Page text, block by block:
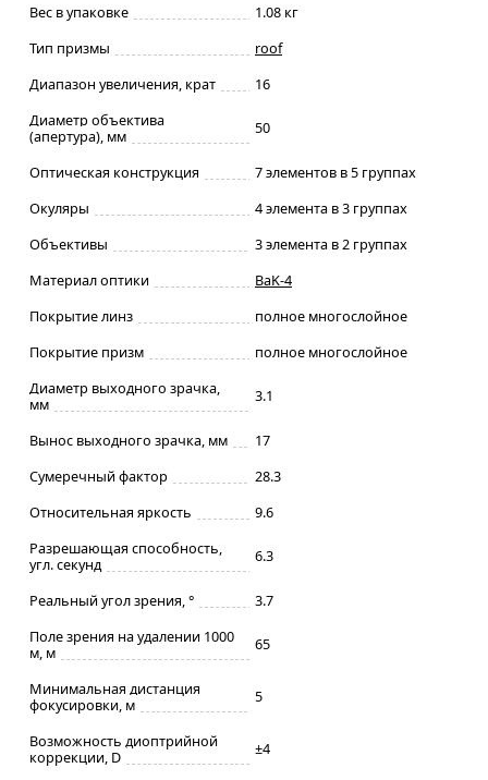
Вес в упаковке
1.08 кг
Тип призмы
roof
Диапазон увеличения, крат
16
Диаметр объектива
(апертура), мм
50
Оптическая конструкция
7 элементов в 5 группах
Окуляры
4 элемента в 3 группах
Объективы
3 элемента в 2 группах
Материал оптики
BaK-4
Покрытие линз
полное многослойное
Покрытие призм
полное многослойное
Диаметр выходного зрачка,
мм
3.1
Вынос выходного зрачка, мм
17
Сумеречный фактор
28.3
Относительная яркость
9.6
Разрешающая способность,
угл. секунд
6.3
Реальный угол зрения, °
3.7
Поле зрения на удалении 1000
м, м
65
Минимальная дистанция
фокусировки, м
5
Возможность диоптрийной
коррекции, D
±4